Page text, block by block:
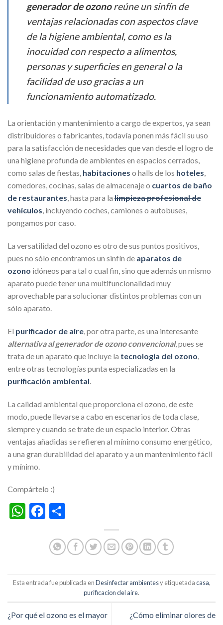
generador de ozonoreúne un sinfín de
ventajas relacionadas con aspectos clave
de la higiene ambiental, como es la
inocuidad con respecto a alimentos,
personas y superficies en general o la
facilidad de uso gracias a un
funcionamiento automatizado.
La orientación y mantenimiento a cargo de expertos, ya sean
distribuidores o fabricantes, todavía ponen más fácil su uso
para la satisfacción de necesidades que van desde el logro de
una higiene profunda de ambientes en espacios cerrados,
como salas de fiestas, habitaciones o halls de los hoteles,
comedores, cocinas, salas de almacenaje o cuartos de baño
de restaurantes, hasta para la limpieza profesional de
vehículos, incluyendo coches, camiones o autobuses,
pongamos por caso.
La versatilidad del ozono es otro de sus puntos positivos,
pues no sólo encontramos un sinfín de aparatos de
ozono idóneos para tal o cual fin, sino que además un mismo
aparato puede tener una multifuncionalidad muy
aprovechable para solucionar distintos problemas con un
sólo aparato.
El purificador de aire , por otra parte, es una interesante
alternativa al generador de ozono convencional, pues se
trata de un aparato que incluye la tecnología del ozono
entre otras tecnologías punta especializadas en la
purificación ambiental
La calidad ambiental que proporciona el ozono, de este
modo, puede llevarse a cabo en escenarios de toda clase,
siempre y cuando se trate de un espacio interior. Otras
ventajas añadidas se refieren al mínimo consumo energético,
a una gran durabilidad del aparato y a un mantenimiento fácil
y mínimo.
Compártelo :)
WhatsApp
Facebook
Esta entrada fue publicada enDesinfectar ambientesy etiquetadacasa,
purificacion del aire.
¿Por qué el ozono es el mayor
¿Cómo eliminar olores de